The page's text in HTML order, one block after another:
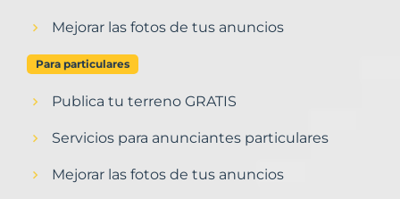
Mejorar las fotos de tus anuncios
Para particulares
Publica tu terreno GRATIS
Servicios para anunciantes particulares
Mejorar las fotos de tus anuncios